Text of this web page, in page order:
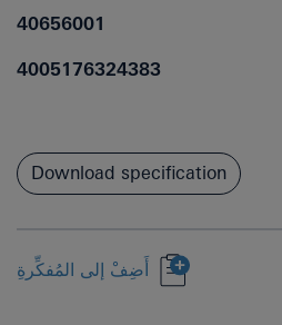
40656001
4005176324383
Download specification
أَضِفْ إلى المُفكِّرةِ